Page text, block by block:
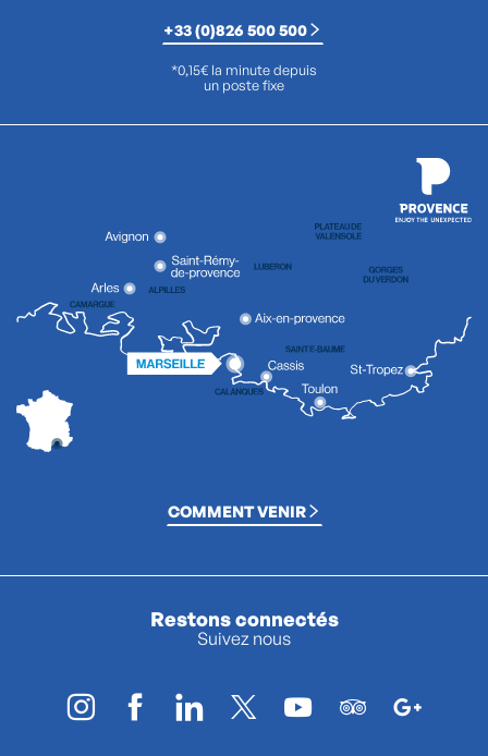
+33 (0)826 500 500
*0,15€ la minute depuis
un poste fixe
COMMENT VENIR
Restons connectés
Suivez nous